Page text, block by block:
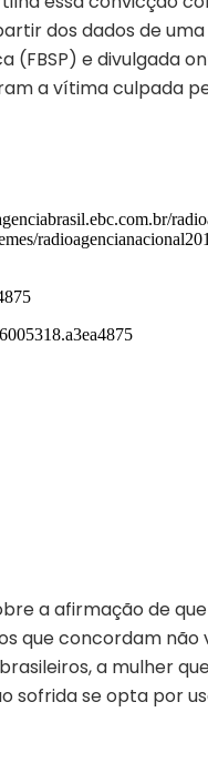
dos dados de
(FBSP) e divulgada
a vítima culpada
a afirmação de
que concordam
a mulher
sofrida se opta por